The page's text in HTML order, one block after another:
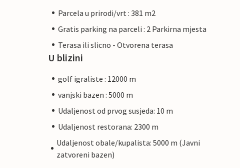
Parcela u prirodi/vrt : 381 m2
Gratis parking na parceli : 2 Parkirna mjesta
Terasa ili slicno - Otvorena terasa
U blizini
golf igraliste : 12000 m
vanjski bazen : 5000 m
Udaljenost od prvog susjeda: 10 m
Udaljenost restorana: 2300 m
Udaljenost obale/kupalista: 5000 m (Javni
zatvoreni bazen)